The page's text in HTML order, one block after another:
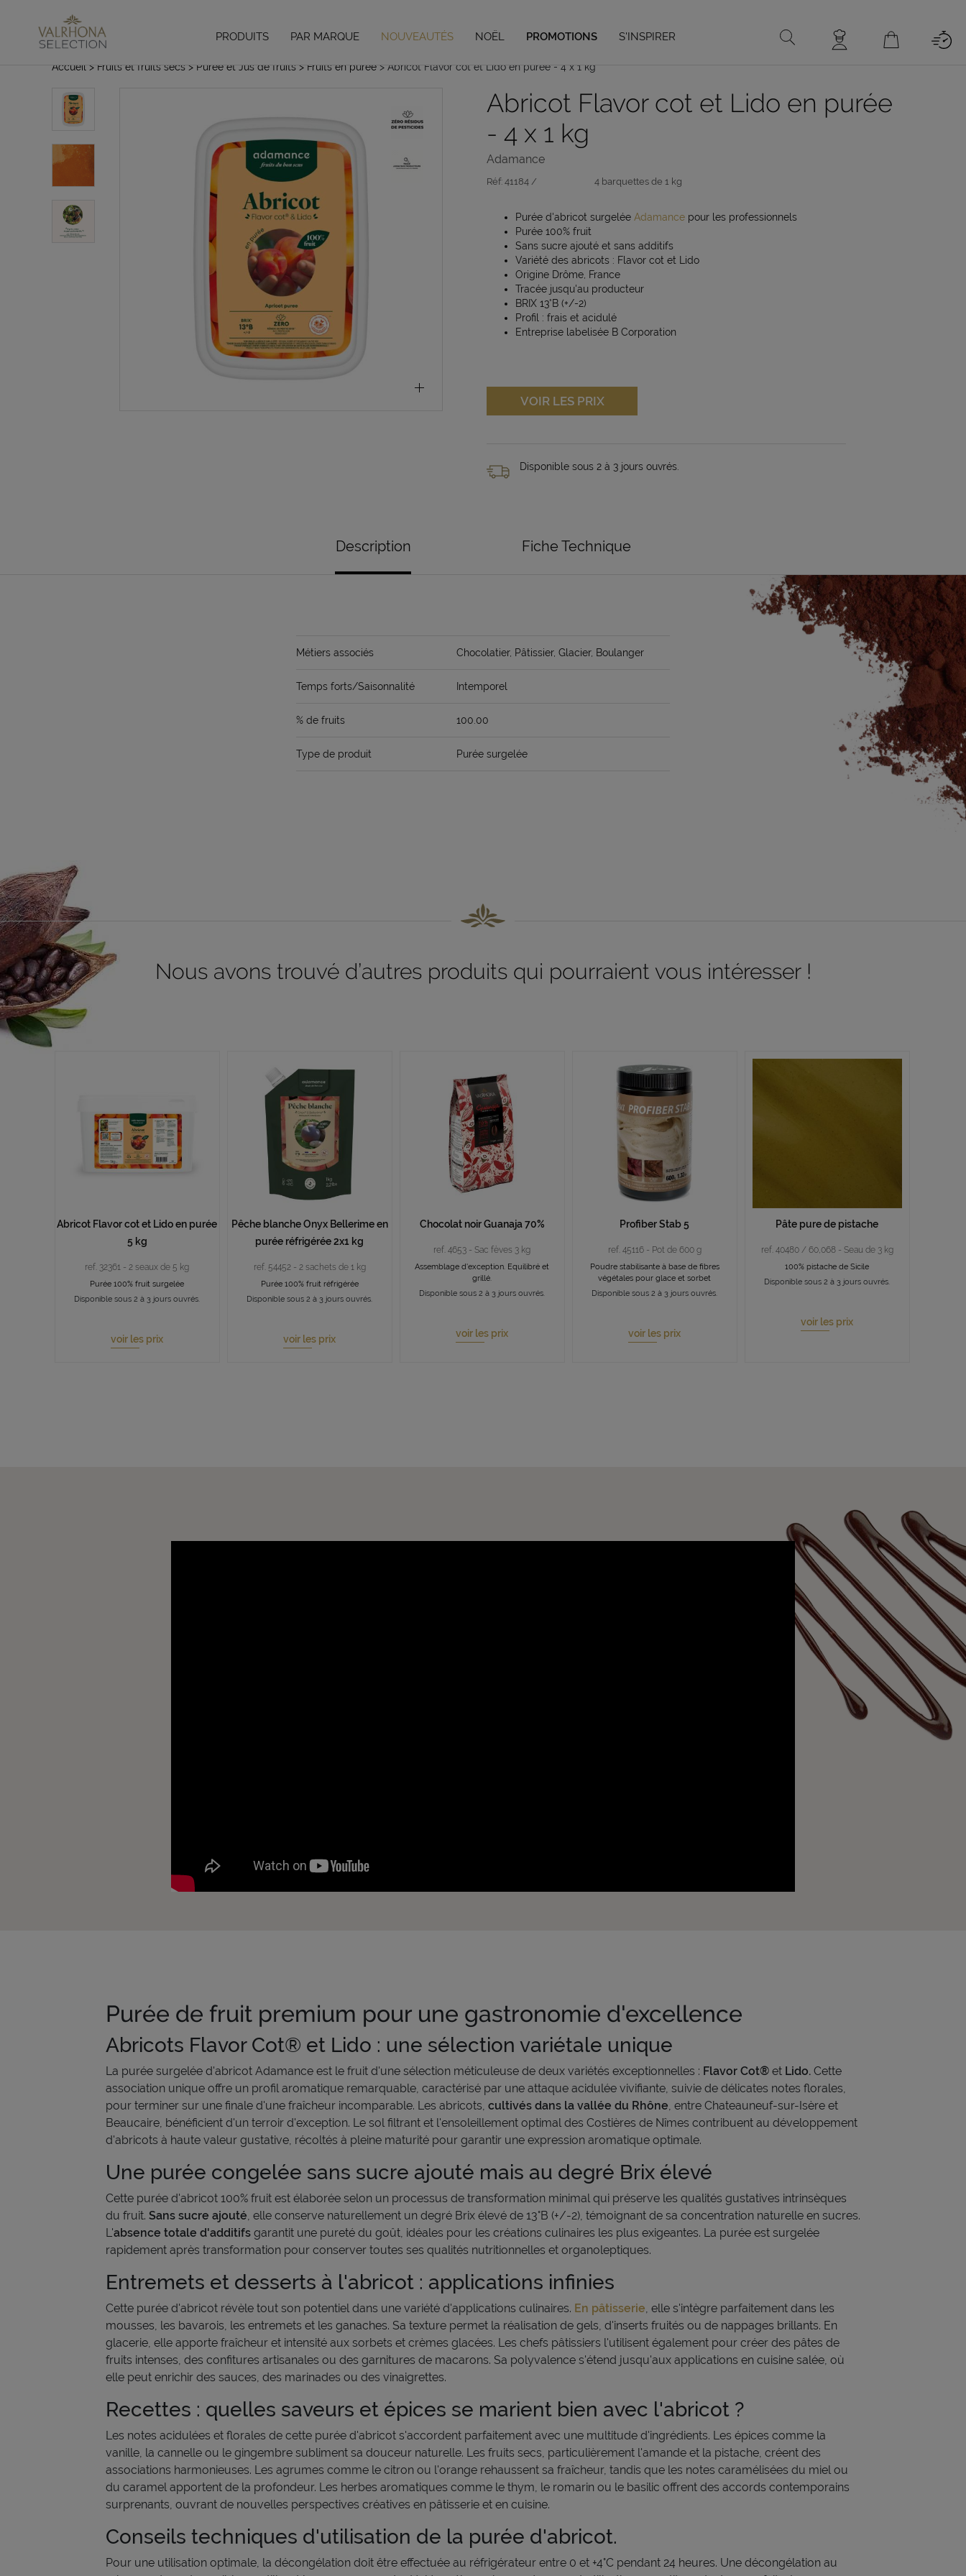
PRODUITS PAR MARQUE NOUVEAUTÉS NOËL PROMOTIONS S'INSPIRER
Accueil > Fruits et fruits secs > Purée et Jus de fruits > Fruits en purée > Abricot Flavor cot et Lido en purée - 4 x 1 kg
Abricot Flavor cot et Lido en purée
- 4 x 1 kg
Adamance
Réf: 41184 / 4 barquettes de 1 kg
Purée d'abricot surgelée Adamance pour les professionnels
Purée 100% fruit
Sans sucre ajouté et sans additifs
Variété des abricots : Flavor cot et Lido
Origine Drôme, France
Tracée jusqu'au producteur
BRIX 13°B (+/-2)
Profil : frais et acidulé
Entreprise labelisée B Corporation
VOIR LES PRIX
Disponible sous 2 à 3 jours ouvrés.
Description Fiche Technique
Métiers associés Chocolatier, Pâtissier, Glacier, Boulanger
Temps forts/Saisonnalité Intemporel
% de fruits 100.00
Type de produit Purée surgelée
Nous avons trouvé d’autres produits qui pourraient vous intéresser !
Abricot Flavor cot et Lido en purée
5 kg
ref. 32361 - 2 seaux de 5 kg
Purée 100% fruit surgelée
Disponible sous 2 à 3 jours ouvrés.
voir les prix
Pêche blanche Onyx Bellerime en
purée réfrigérée 2x1 kg
ref. 54452 - 2 sachets de 1 kg
Purée 100% fruit réfrigérée
Disponible sous 2 à 3 jours ouvrés.
voir les prix
Chocolat noir Guanaja 70%
ref. 4653 - Sac fèves 3 kg
Assemblage d'exception. Equilibré et
grillé.
Disponible sous 2 à 3 jours ouvrés.
voir les prix
Profiber Stab 5
ref. 45116 - Pot de 600 g
Poudre stabilisante à base de fibres
végétales pour glace et sorbet
Disponible sous 2 à 3 jours ouvrés.
voir les prix
Pâte pure de pistache
ref. 40480 / 60,068 - Seau de 3 kg
100% pistache de Sicile
Disponible sous 2 à 3 jours ouvrés.
voir les prix
Purée de fruit premium pour une gastronomie d'excellence
Abricots Flavor Cot® et Lido : une sélection variétale unique
La purée surgelée d'abricot Adamance est le fruit d'une sélection méticuleuse de deux variétés exceptionnelles : Flavor Cot® et Lido. Cette
association unique offre un profil aromatique remarquable, caractérisé par une attaque acidulée vivifiante, suivie de délicates notes florales,
pour terminer sur une finale d'une fraîcheur incomparable. Les abricots, cultivés dans la vallée du Rhône, entre Chateauneuf-sur-Isère et
Beaucaire, bénéficient d'un terroir d'exception. Le sol filtrant et l'ensoleillement optimal des Costières de Nîmes contribuent au développement
d'abricots à haute valeur gustative, récoltés à pleine maturité pour garantir une expression aromatique optimale.
Une purée congelée sans sucre ajouté mais au degré Brix élevé
Cette purée d'abricot 100% fruit est élaborée selon un processus de transformation minimal qui préserve les qualités gustatives intrinsèques
du fruit. Sans sucre ajouté, elle conserve naturellement un degré Brix élevé de 13°B (+/-2), témoignant de sa concentration naturelle en sucres.
L'absence totale d'additifs garantit une pureté du goût, idéales pour les créations culinaires les plus exigeantes. La purée est surgelée
rapidement après transformation pour conserver toutes ses qualités nutritionnelles et organoleptiques.
Entremets et desserts à l'abricot : applications infinies
Cette purée d'abricot révèle tout son potentiel dans une variété d'applications culinaires. En pâtisserie, elle s'intègre parfaitement dans les
mousses, les bavarois, les entremets et les ganaches. Sa texture permet la réalisation de gels, d'inserts fruités ou de nappages brillants. En
glacerie, elle apporte fraîcheur et intensité aux sorbets et crèmes glacées. Les chefs pâtissiers l'utilisent également pour créer des pâtes de
fruits intenses, des confitures artisanales ou des garnitures de macarons. Sa polyvalence s'étend jusqu'aux applications en cuisine salée, où
elle peut enrichir des sauces, des marinades ou des vinaigrettes.
Recettes : quelles saveurs et épices se marient bien avec l'abricot ?
Les notes acidulées et florales de cette purée d'abricot s'accordent parfaitement avec une multitude d'ingrédients. Les épices comme la
vanille, la cannelle ou le gingembre subliment sa douceur naturelle. Les fruits secs, particulièrement l'amande et la pistache, créent des
associations harmonieuses. Les agrumes comme le citron ou l'orange rehaussent sa fraîcheur, tandis que les notes caramélisées du miel ou
du caramel apportent de la profondeur. Les herbes aromatiques comme le thym, le romarin ou le basilic offrent des accords contemporains
surprenants, ouvrant de nouvelles perspectives créatives en pâtisserie et en cuisine.
Conseils techniques d'utilisation de la purée d'abricot.
Pour une utilisation optimale, la décongélation doit être effectuée au réfrigérateur entre 0 et +4°C pendant 24 heures. Une décongélation au